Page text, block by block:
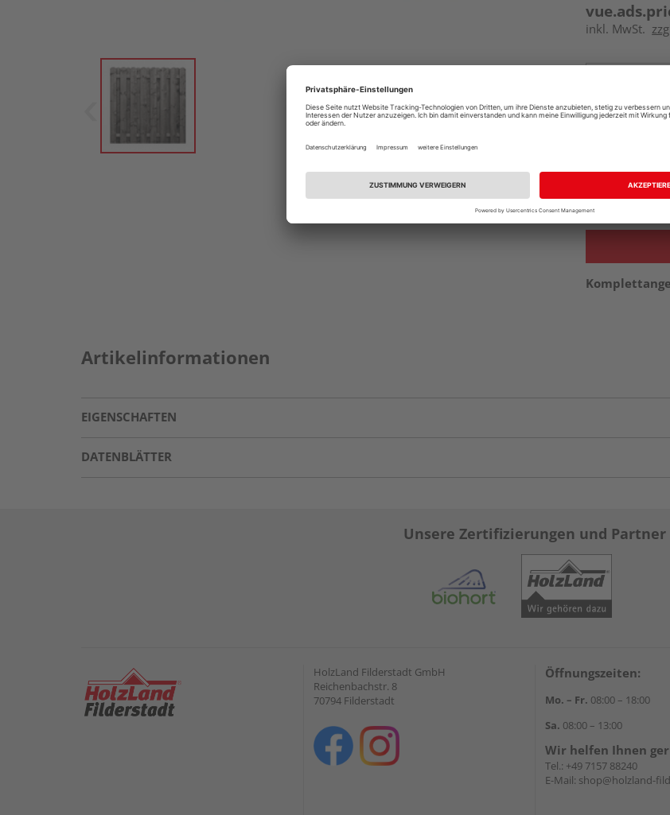
inkl. MwSt.
Ihr
Auf
Artikelinformationen
EIGENSCHAFTEN
DATENBLÄTTER
Unsere Zertifizierungen und Partner
HolzLand Filderstadt GmbH
Reichenbachstr. 8
70794 Filderstadt
Öffnungszeiten:
Mo. – Fr. 08:00 – 18:00
Sa. 08:00 – 13:00
Wir helfen Ihnen
Tel.: +49 7157 88240
E-Mail: shop@holzland-